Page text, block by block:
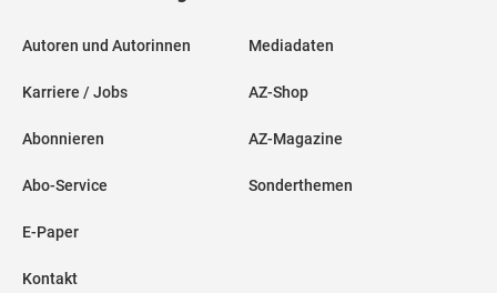
Autoren und Autorinnen
Karriere / Jobs
Abonnieren
Abo-Service
E-Paper
Kontakt
Mediadaten
AZ-Shop
AZ-Magazine
Sonderthemen